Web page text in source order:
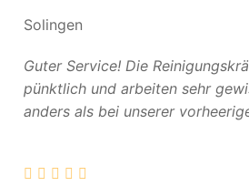
Solingen
Guter Service! Die
pünktlich und arbeiten sehr
anders als bei unserer